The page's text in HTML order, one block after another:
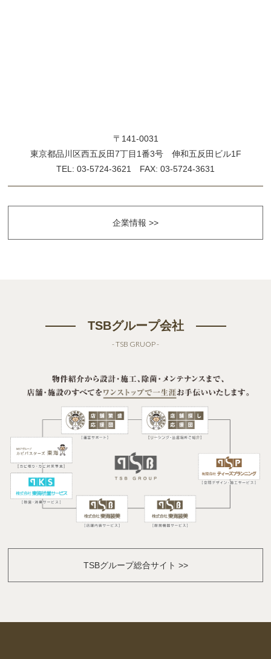
〒141-0031
東京都品川区西五反田7丁目1番3号 伸和五反田ビル1F
TEL: 03-5724-3621 FAX: 03-5724-3631
企業情報 >>
TSBグループ会社
- TSB GRUOP -
TSBグループ総合サイト >>